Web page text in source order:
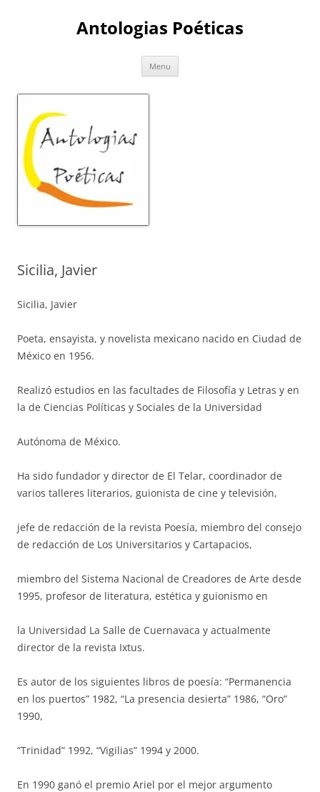
Antologias Poéticas
Menu
Sicilia, Javier
Sicilia, Javier
Poeta, ensayista, y novelista mexicano nacido en Ciudad de
México en 1956.
Realizó estudios en las facultades de Filosofía y Letras y en
la de Ciencias Políticas y Sociales de la Universidad
Autónoma de México.
Ha sido fundador y director de El Telar, coordinador de
varios talleres literarios, guionista de cine y televisión,
jefe de redacción de la revista Poesía, miembro del consejo
de redacción de Los Universitarios y Cartapacios,
miembro del Sistema Nacional de Creadores de Arte desde
1995, profesor de literatura, estética y guionismo en
la Universidad La Salle de Cuernavaca y actualmente
director de la revista Ixtus.
Es autor de los siguientes libros de poesía: “Permanencia
en los puertos” 1982, “La presencia desierta” 1986, “Oro”
1990,
“Trinidad” 1992, “Vigilias” 1994 y 2000.
En 1990 ganó el premio Ariel por el mejor argumento